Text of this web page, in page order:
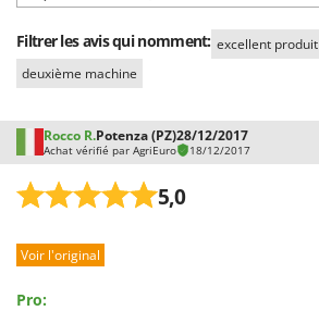
Filtrer les avis qui nomment: excellent produit
deuxième machine
Rocco R.Potenza (PZ)28/12/2017
Achat vérifié par AgriEuro 18/12/2017
5,0
Voir l'original
Pro: